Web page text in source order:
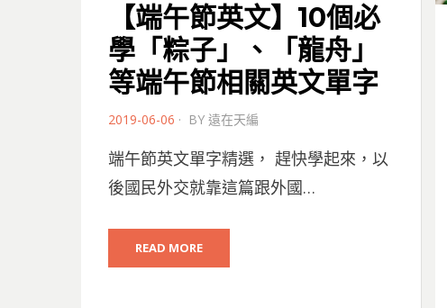
【端午節英文】10個必
學「粽子」、「龍舟」
等端午節相關英文單字
POSTED
2019-06-06 BY 遠在天編
端午節英文單字精選， 趕快學起來，以
後國民外交就靠這篇跟外國…
READ MORE